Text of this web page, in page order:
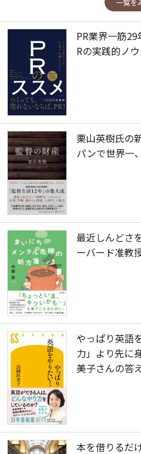
PR業界一筋
Rの実践的ノ
栗山英樹氏の
パンで世界一
最近しんどさ
ーバード准教
やっぱり英語
力」より先に
美子さんの答
本を借りるだ